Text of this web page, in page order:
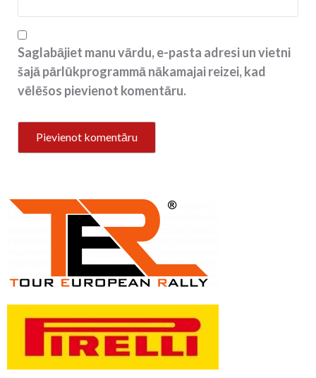
Saglabājiet manu vārdu, e-pasta adresi un vietni
šajā pārlūkprogrammā nākamajai reizei, kad
vēlēšos pievienot komentāru.